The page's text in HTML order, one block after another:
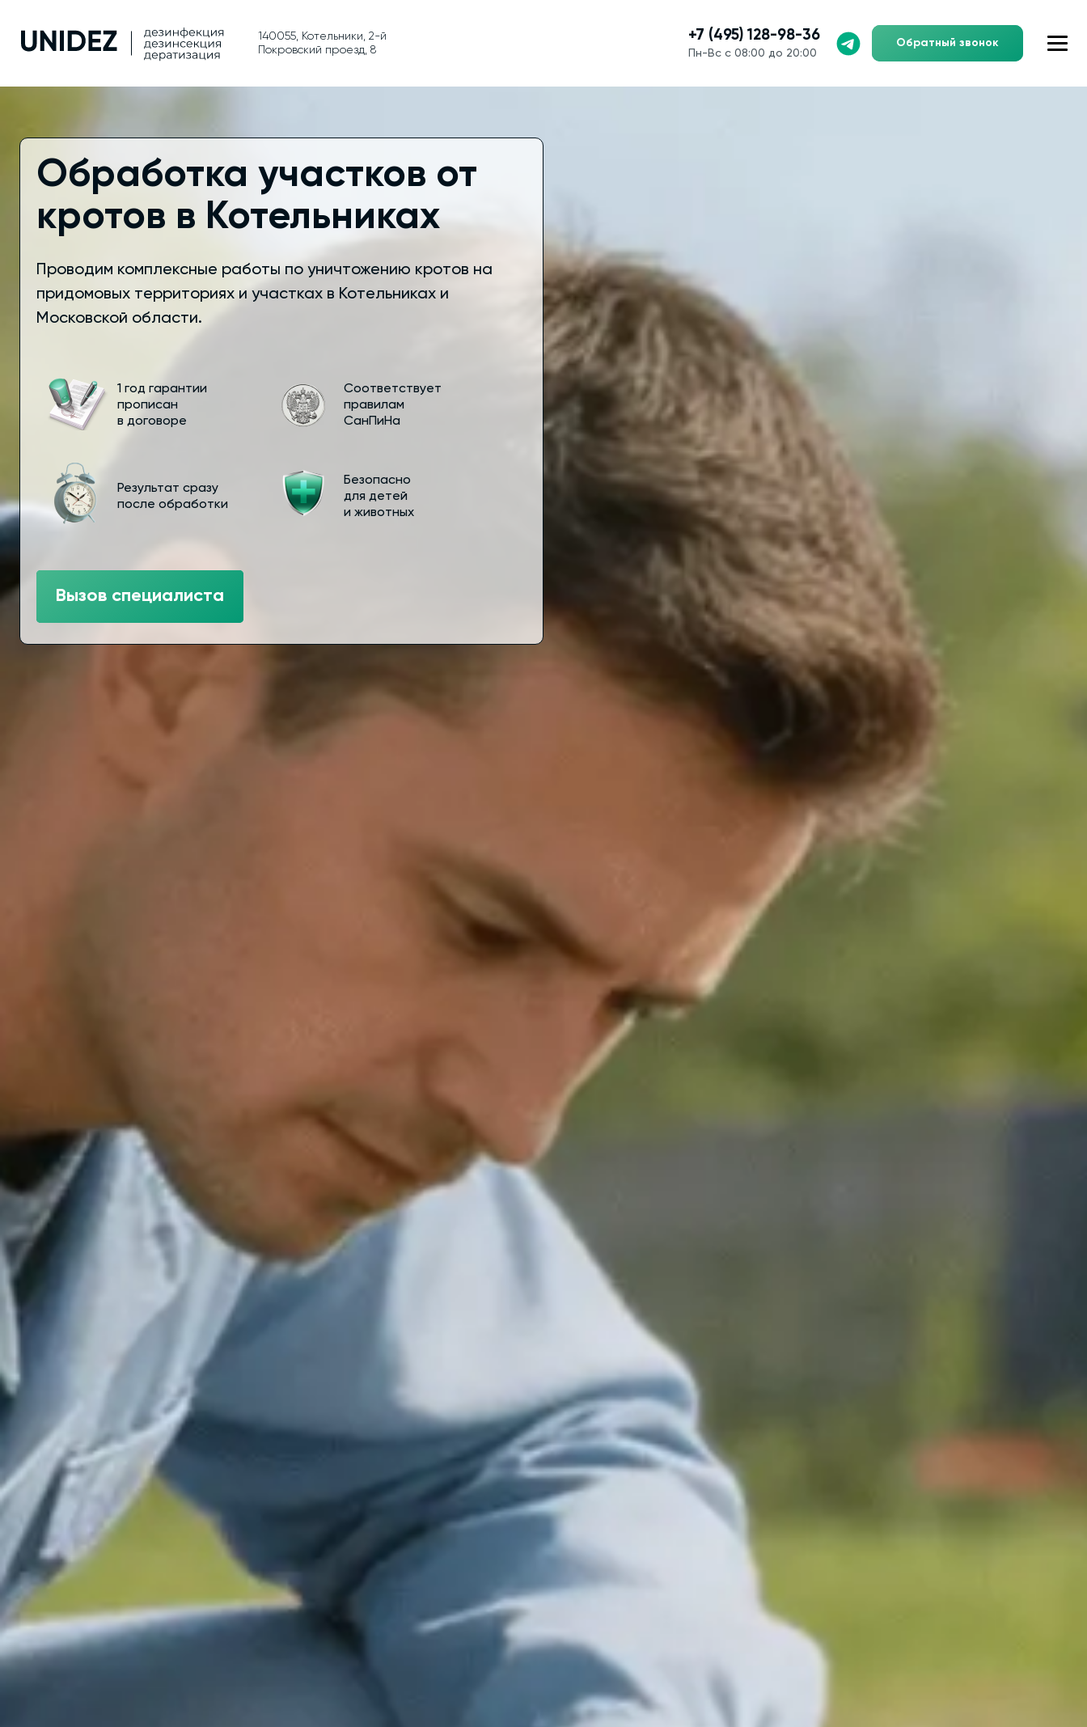
140055, Котельники, 2-й
Покровский проезд, 8
+7 (495) 128-98-36
Пн-Вс с 08:00 до 20:00
Обратный звонок
Обработка участков от
кротов в Котельниках
Проводим комплексные работы по уничтожению кротов на
придомовых территориях и участках в Котельниках и
Московской области.
1 год гарантии
прописан
в договоре
Соответствует
правилам
СанПиНа
Результат сразу
после обработки
Безопасно
для детей
и животных
Вызов специалиста